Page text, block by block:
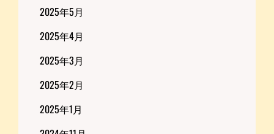
2025年5月
2025年4月
2025年3月
2025年2月
2025年1月